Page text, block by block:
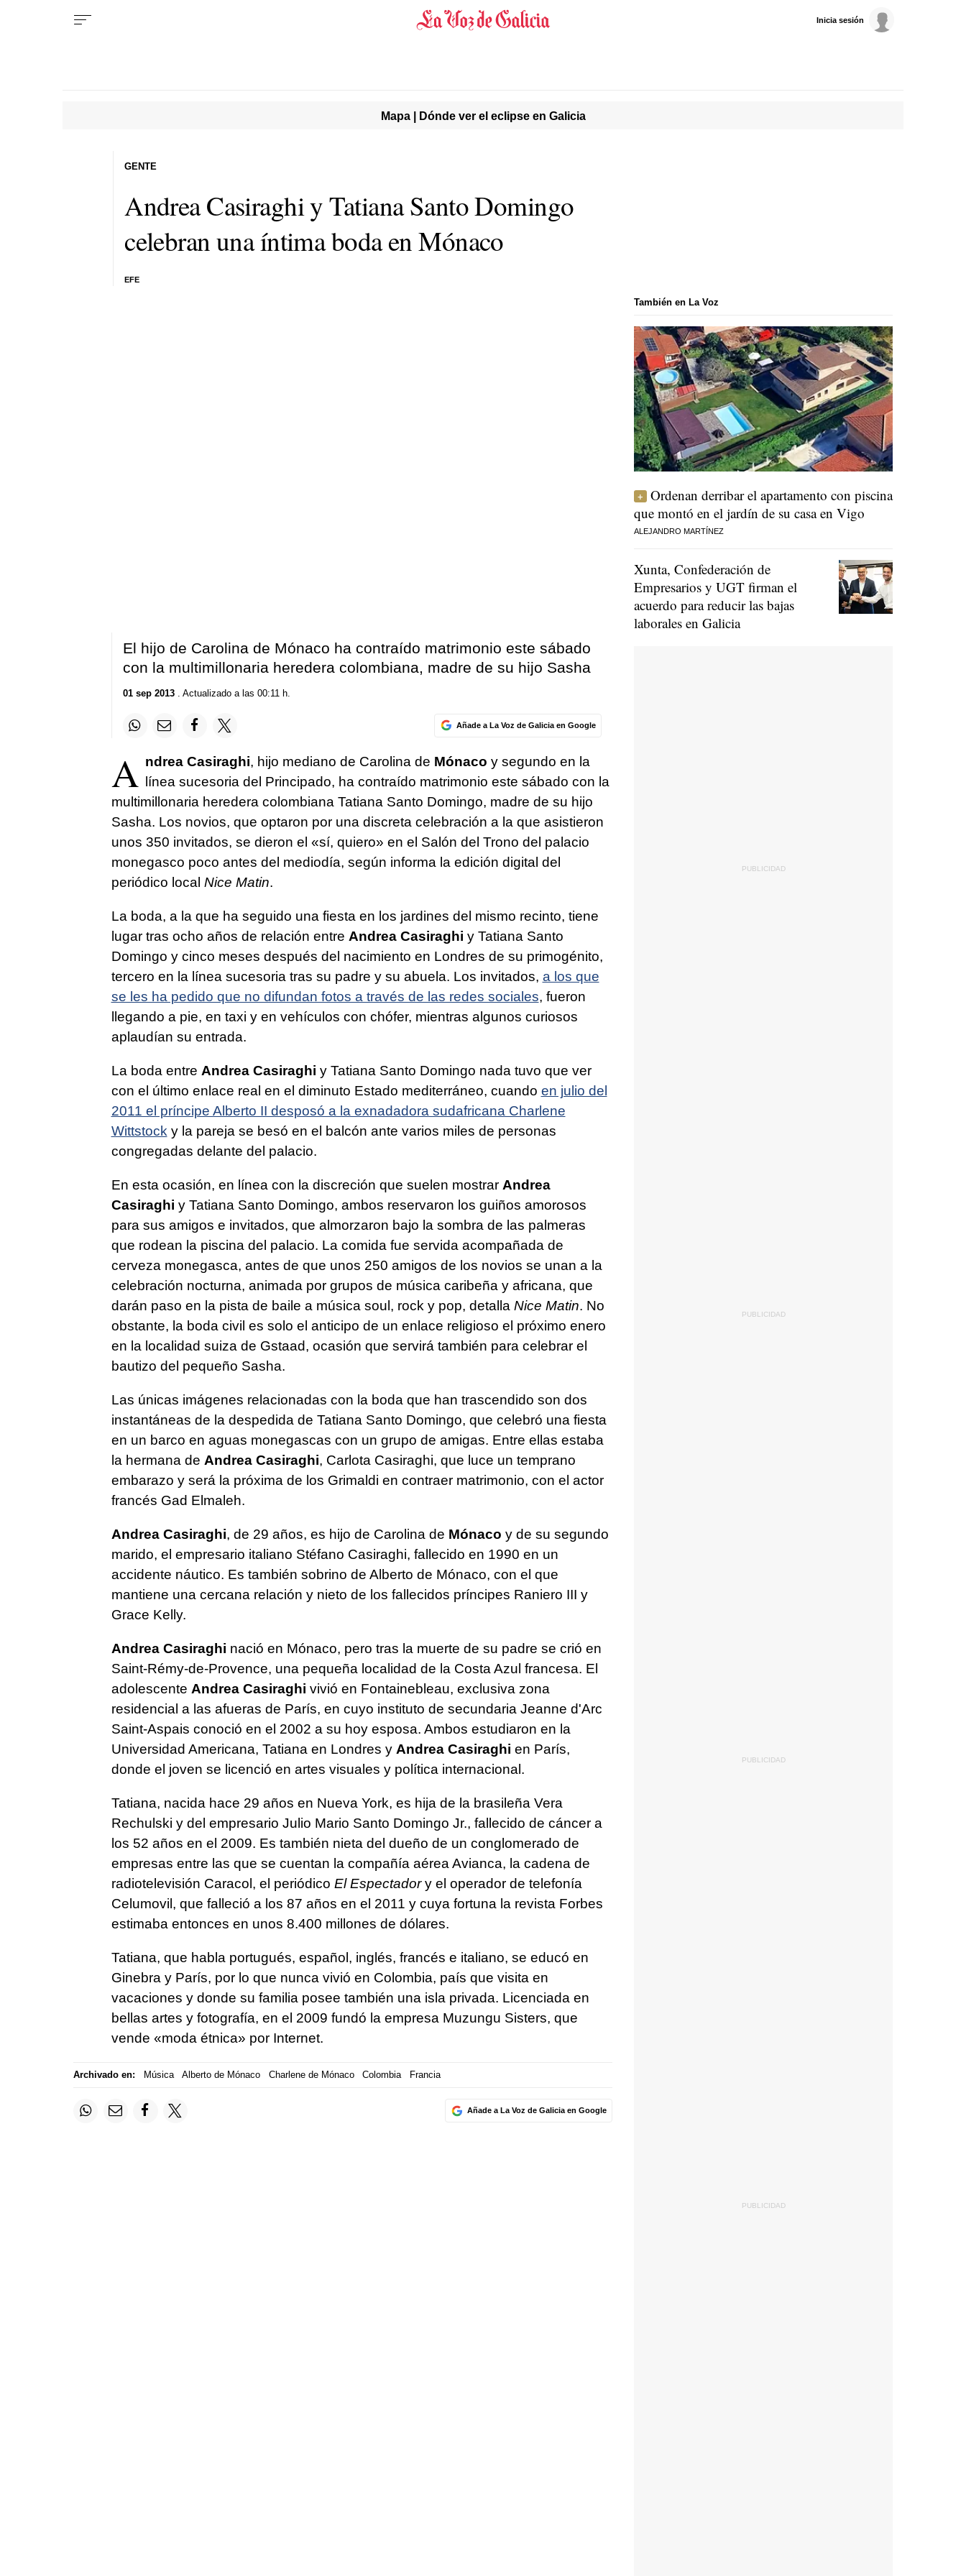
Inicia sesión
Mapa | Dónde ver el eclipse en Galicia
Andrea Casiraghi y Tatiana Santo Domingo
celebran una íntima boda en Mónaco
EFE
GENTE
El hijo de Carolina de Mónaco ha contraído matrimonio este sábado
con la multimillonaria heredera colombiana, madre de su hijo Sasha
01 sep 2013. Actualizado a las 00:11 h.
Añade a La Voz de Galicia en Google
A ndrea Casiraghi, hijo mediano de Carolina de Mónaco y segundo en la
línea sucesoria del Principado, ha contraído matrimonio este sábado con la
multimillonaria heredera colombiana Tatiana Santo Domingo, madre de su hijo
Sasha. Los novios, que optaron por una discreta celebración a la que asistieron
unos 350 invitados, se dieron el «sí, quiero» en el Salón del Trono del palacio
monegasco poco antes del mediodía, según informa la edición digital del
periódico local Nice Matin.
La boda, a la que ha seguido una fiesta en los jardines del mismo recinto, tiene
lugar tras ocho años de relación entre Andrea Casiraghi y Tatiana Santo
Domingo y cinco meses después del nacimiento en Londres de su primogénito,
tercero en la línea sucesoria tras su padre y su abuela. Los invitados, a los que
se les ha pedido que no difundan fotos a través de las redes sociales, fueron
llegando a pie, en taxi y en vehículos con chófer, mientras algunos curiosos
aplaudían su entrada.
La boda entre Andrea Casiraghi y Tatiana Santo Domingo nada tuvo que ver
con el último enlace real en el diminuto Estado mediterráneo, cuando en julio del
2011 el príncipe Alberto II desposó a la exnadadora sudafricana Charlene
Wittstock y la pareja se besó en el balcón ante varios miles de personas
congregadas delante del palacio.
En esta ocasión, en línea con la discreción que suelen mostrar Andrea
Casiraghi y Tatiana Santo Domingo, ambos reservaron los guiños amorosos
para sus amigos e invitados, que almorzaron bajo la sombra de las palmeras
que rodean la piscina del palacio. La comida fue servida acompañada de
cerveza monegasca, antes de que unos 250 amigos de los novios se unan a la
celebración nocturna, animada por grupos de música caribeña y africana, que
darán paso en la pista de baile a música soul, rock y pop, detalla Nice Matin. No
obstante, la boda civil es solo el anticipo de un enlace religioso el próximo enero
en la localidad suiza de Gstaad, ocasión que servirá también para celebrar el
bautizo del pequeño Sasha.
Las únicas imágenes relacionadas con la boda que han trascendido son dos
instantáneas de la despedida de Tatiana Santo Domingo, que celebró una fiesta
en un barco en aguas monegascas con un grupo de amigas. Entre ellas estaba
la hermana de Andrea Casiraghi, Carlota Casiraghi, que luce un temprano
embarazo y será la próxima de los Grimaldi en contraer matrimonio, con el actor
francés Gad Elmaleh.
Andrea Casiraghi, de 29 años, es hijo de Carolina de Mónaco y de su segundo
marido, el empresario italiano Stéfano Casiraghi, fallecido en 1990 en un
accidente náutico. Es también sobrino de Alberto de Mónaco, con el que
mantiene una cercana relación y nieto de los fallecidos príncipes Raniero III y
Grace Kelly.
Andrea Casiraghi nació en Mónaco, pero tras la muerte de su padre se crió en
Saint-Rémy-de-Provence, una pequeña localidad de la Costa Azul francesa. El
adolescente Andrea Casiraghi vivió en Fontainebleau, exclusiva zona
residencial a las afueras de París, en cuyo instituto de secundaria Jeanne d'Arc
Saint-Aspais conoció en el 2002 a su hoy esposa. Ambos estudiaron en la
Universidad Americana, Tatiana en Londres y Andrea Casiraghi en París,
donde el joven se licenció en artes visuales y política internacional.
Tatiana, nacida hace 29 años en Nueva York, es hija de la brasileña Vera
Rechulski y del empresario Julio Mario Santo Domingo Jr., fallecido de cáncer a
los 52 años en el 2009. Es también nieta del dueño de un conglomerado de
empresas entre las que se cuentan la compañía aérea Avianca, la cadena de
radiotelevisión Caracol, el periódico El Espectadory el operador de telefonía
Celumovil, que falleció a los 87 años en el 2011 y cuya fortuna la revista Forbes
estimaba entonces en unos 8.400 millones de dólares.
Tatiana, que habla portugués, español, inglés, francés e italiano, se educó en
Ginebra y París, por lo que nunca vivió en Colombia, país que visita en
vacaciones y donde su familia posee también una isla privada. Licenciada en
bellas artes y fotografía, en el 2009 fundó la empresa Muzungu Sisters, que
vende «moda étnica» por Internet.
Archivado en: Música Alberto de Mónaco Charlene de Mónaco Colombia Francia
Añade a La Voz de Galicia en Google
También en La Voz
Ordenan derribar el apartamento con piscina
que montó en el jardín de su casa en Vigo
ALEJANDRO MARTÍNEZ
Xunta, Confederación de
Empresarios y UGT firman el
acuerdo para reducir las bajas
laborales en Galicia